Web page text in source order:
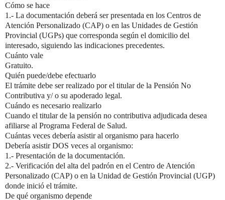
Cómo se hace
1.- La documentación deberá ser presentada en los Centros de
Atención Personalizado (CAP) o en las Unidades de Gestión
Provincial (UGPs) que corresponda según el domicilio del
interesado, siguiendo las indicaciones precedentes.
Cuánto vale
Gratuito.
Quién puede/debe efectuarlo
El trámite debe ser realizado por el titular de la Pensión No
Contributiva y/ o su apoderado legal.
Cuándo es necesario realizarlo
Cuando el titular de la pensión no contributiva adjudicada desea
afiliarse al Programa Federal de Salud.
Cuántas veces debería asistir al organismo para hacerlo
Debería asistir DOS veces al organismo:
1.- Presentación de la documentación.
2.- Verificación del alta del padrón en el Centro de Atención
Personalizado (CAP) o en la Unidad de Gestión Provincial (UGP)
donde inició el trámite.
De qué organismo depende